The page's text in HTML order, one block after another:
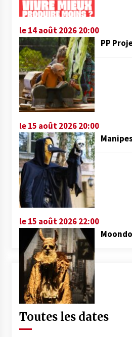
le 14 août 2026 20:00
PP
le 15 août 2026 20:00
le 15 août 2026 22:00
Toutes les dates